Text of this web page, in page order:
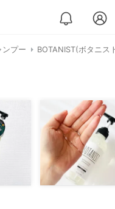
ンプー BOTANIST(ボタニス